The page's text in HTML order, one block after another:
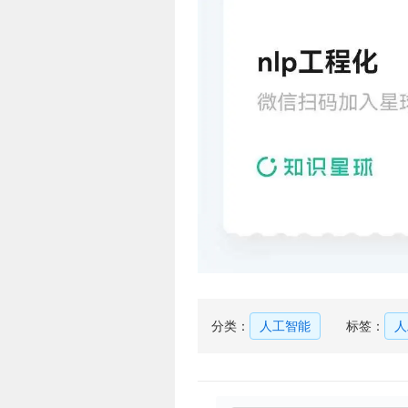
分类： 人工智能 标签：